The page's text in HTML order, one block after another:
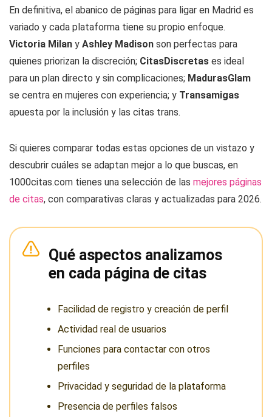
En definitiva, el abanico de páginas para ligar en Madrid es
variado y cada plataforma tiene su propio enfoque.
Victoria Milan y Ashley Madison son perfectas para
quienes priorizan la discreción; CitasDiscretas es ideal
para un plan directo y sin complicaciones; MadurasGlam
se centra en mujeres con experiencia; y Transamigas
apuesta por la inclusión y las citas trans.
Si quieres comparar todas estas opciones de un vistazo y
descubrir cuáles se adaptan mejor a lo que buscas, en
1000citas.com tienes una selección de las mejores páginas
de citas, con comparativas claras y actualizadas para 2026.
Qué aspectos analizamos
en cada página de citas
Facilidad de registro y creación de perfil
Actividad real de usuarios
Funciones para contactar con otros
perfiles
Privacidad y seguridad de la plataforma
Presencia de perfiles falsos